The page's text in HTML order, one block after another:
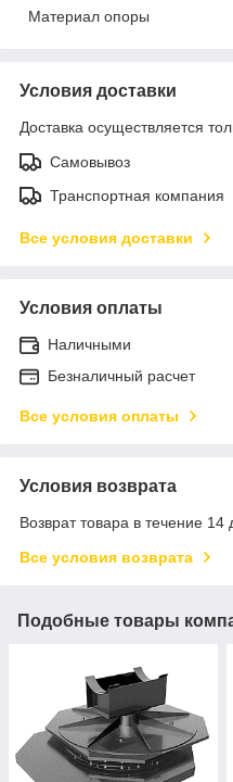
Материал опоры
Условия доставки
Доставка осуществляется
Самовывоз
Транспортная компания
Все условия доставки
Условия оплаты
Наличными
Безналичный расчет
Все условия оплаты
Условия возврата
Возврат товара в течение 14
Все условия возврата
Подобные товары